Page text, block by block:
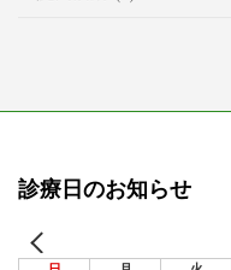
診療日のお知らせ